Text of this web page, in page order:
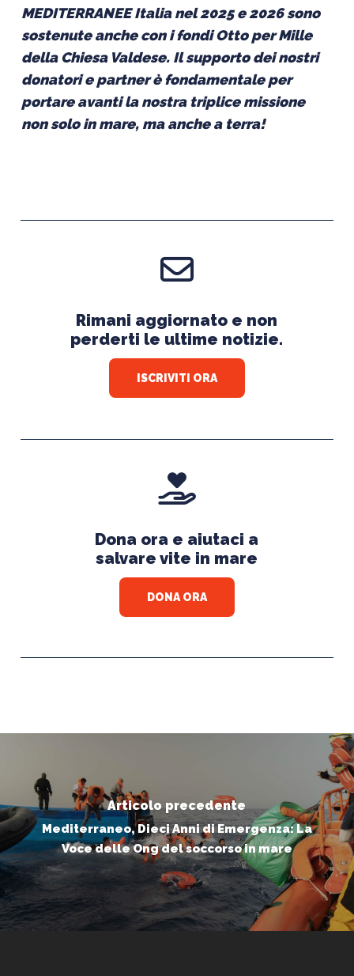
MEDITERRANEE Italia nel 2025 e 2026 sono
sostenute anche con i fondi Otto per Mille
della Chiesa Valdese. Il supporto dei nostri
donatori e partner è fondamentale per
portare avanti la nostra triplice missione
non solo in mare, ma anche a terra!
Rimani aggiornato e non
perderti le ultime notizie.
ISCRIVITI ORA
Dona ora e aiutaci a
salvare vite in mare
DONA ORA
Articolo precedente
Mediterraneo, Dieci Anni di Emergenza: La
Voce delle Ong del soccorso in mare